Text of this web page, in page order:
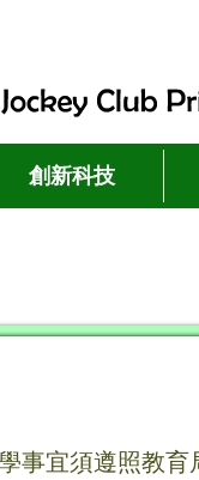
創新科技
事宜須遵照教育